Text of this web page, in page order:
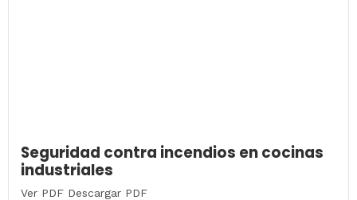
Seguridad contra incendios en cocinas
industriales
Ver PDF Descargar PDF